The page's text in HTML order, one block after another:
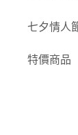
-
蘭
康
七夕情人
特價商品